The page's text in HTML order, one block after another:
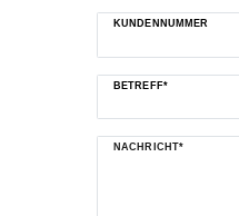
KUNDENNUMMER
BETREFF*
NACHRICHT*